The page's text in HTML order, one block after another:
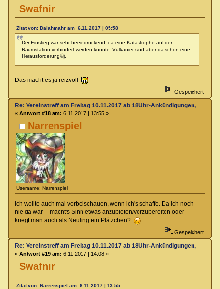
Swafnir
Zitat von: Dalahmahr am 6.11.2017 | 05:58
Der Einstieg war sehr beeindruckend, da eine Katastrophe auf der
Raumstation verhindert werden konnte. Vulkanier sind aber da schon eine
Herausforderung🤔.
Das macht es ja reizvoll
Gespeichert
Narrenspiel
Username: Narrenspiel
Re: Vereinstreff am Freitag 10.11.2017 ab 18Uhr-Ankündigungen,
« Antwort #18 am: 6.11.2017 | 13:55 »
Ich wollte auch mal vorbeischauen, wenn ich's schaffe. Da ich noch
nie da war -- macht's Sinn etwas anzubieten/vorzubereiten oder
kriegt man auch als Neuling ein Plätzchen?
Gespeichert
Swafnir
Re: Vereinstreff am Freitag 10.11.2017 ab 18Uhr-Ankündigungen,
« Antwort #19 am: 6.11.2017 | 14:08 »
Zitat von: Narrenspiel am 6.11.2017 | 13:55